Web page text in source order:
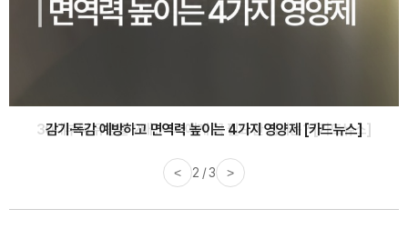
감기·독감 예방하고 면역력 높이는 4가지 영양제 [카드뉴스]
< 3 / 3 >